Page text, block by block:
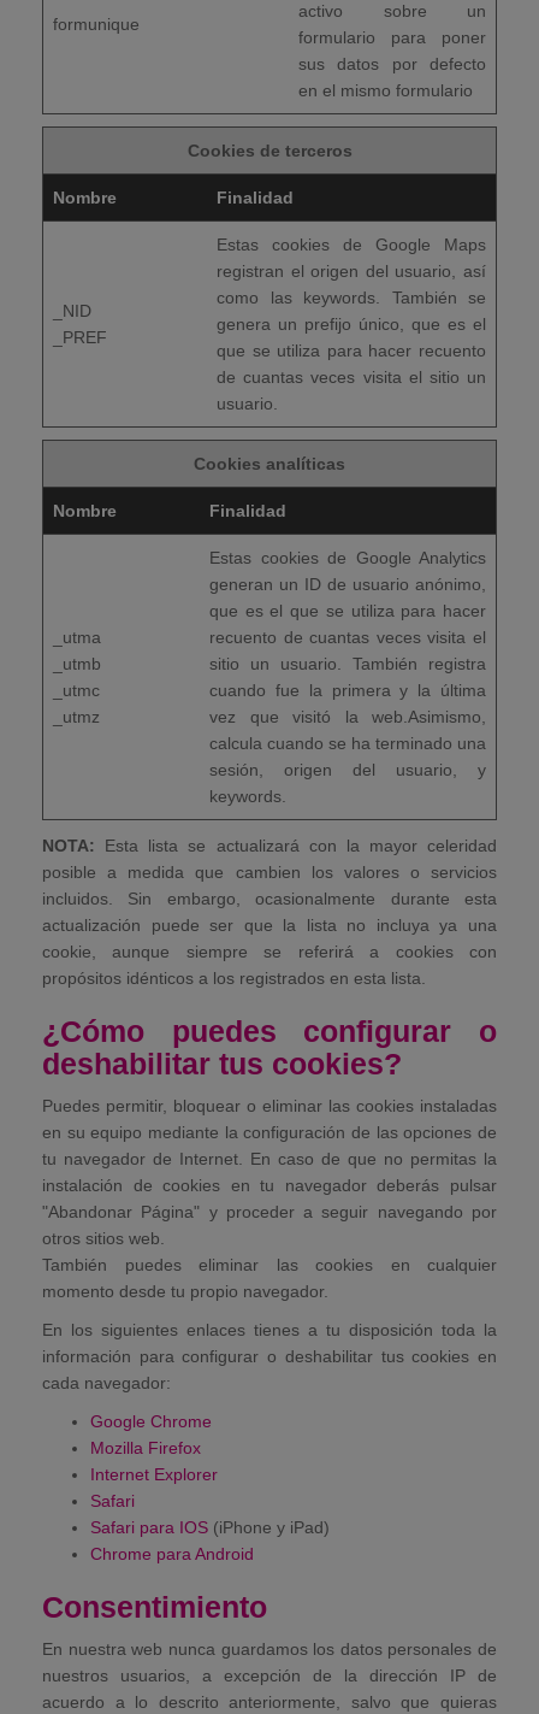
formunique
activo sobre un
formulario para poner
sus datos por defecto
en el mismo formulario
Cookies de terceros
Nombre Finalidad
_NID
_PREF
Estas cookies de Google Maps
registran el origen del usuario, así
como las keywords. También se
genera un prefijo único, que es el
que se utiliza para hacer recuento
de cuantas veces visita el sitio un
usuario.
Cookies analíticas
Nombre Finalidad
_utma
_utmb
_utmc
_utmz
Estas cookies de Google Analytics
generan un ID de usuario anónimo,
que es el que se utiliza para hacer
recuento de cuantas veces visita el
sitio un usuario. También registra
cuando fue la primera y la última
vez que visitó la web.Asimismo,
calcula cuando se ha terminado una
sesión, origen del usuario, y
keywords.
NOTA: Esta lista se actualizará con la mayor celeridad
posible a medida que cambien los valores o servicios
incluidos. Sin embargo, ocasionalmente durante esta
actualización puede ser que la lista no incluya ya una
cookie, aunque siempre se referirá a cookies con
propósitos idénticos a los registrados en esta lista.
¿Cómo puedes configurar o
deshabilitar tus cookies?
Puedes permitir, bloquear o eliminar las cookies instaladas
en su equipo mediante la configuración de las opciones de
tu navegador de Internet. En caso de que no permitas la
instalación de cookies en tu navegador deberás pulsar
"Abandonar Página" y proceder a seguir navegando por
otros sitios web.
También puedes eliminar las cookies en cualquier
momento desde tu propio navegador.
En los siguientes enlaces tienes a tu disposición toda la
información para configurar o deshabilitar tus cookies en
cada navegador:
Google Chrome
Mozilla Firefox
Internet Explorer
Safari
Safari para IOS (iPhone y iPad)
Chrome para Android
Consentimiento
En nuestra web nunca guardamos los datos personales de
nuestros usuarios, a excepción de la dirección IP de
acuerdo a lo descrito anteriormente, salvo que quieras